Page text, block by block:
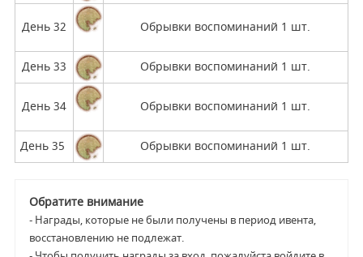
День 32 Обрывки воспоминаний 1 шт.
День 33 Обрывки воспоминаний 1 шт.
День 34 Обрывки воспоминаний 1 шт.
День 35 Обрывки воспоминаний 1 шт.
Обратите внимание
- Награды, которые не были получены в период ивента,
восстановлению не подлежат.